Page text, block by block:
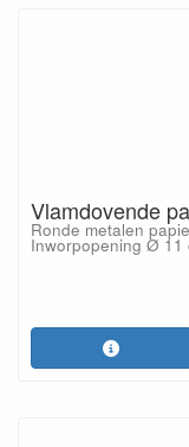
Vlamdovende
Ronde metalen
Inworpopening Ø 11